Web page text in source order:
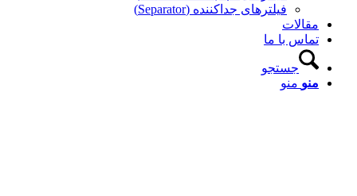
فیلترهای جداکننده (Separator)
مقالات
تماس با ما
جستجو
منو منو